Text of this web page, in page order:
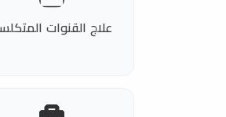
علاج القنوات